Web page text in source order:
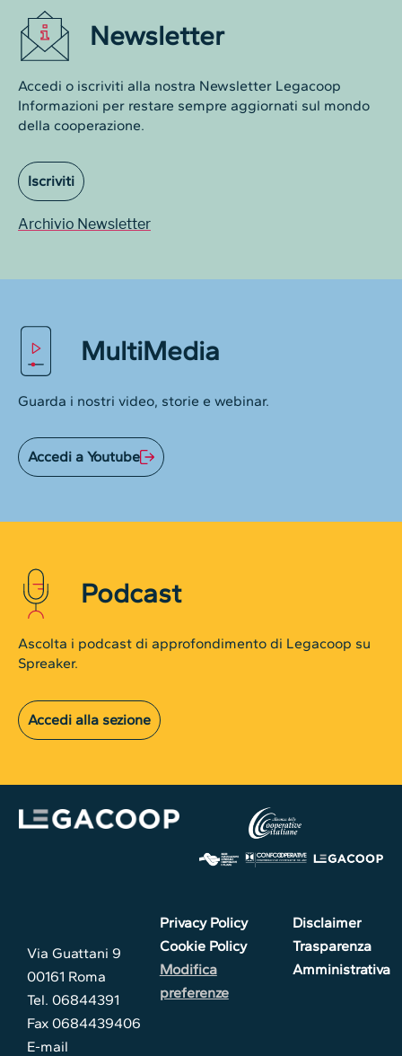
Newsletter
Accedi o iscriviti alla nostra Newsletter Legacoop
Informazioni per restare sempre aggiornati sul mondo
della cooperazione.
Iscriviti
Archivio Newsletter
MultiMedia
Guarda i nostri video, storie e webinar.
Accedi a Youtube
Podcast
Ascolta i podcast di approfondimento di Legacoop su
Spreaker.
Accedi alla sezione
Via Guattani 9
00161 Roma
Tel. 06844391
Fax 0684439406
E-mail
Privacy Policy
Cookie Policy
Modifica
preferenze
Disclaimer
Trasparenza
Amministrativa